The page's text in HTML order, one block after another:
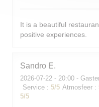
It is a beautiful
positive experiences.
Sandro E
2026-07-22 - 20:00 -
Service : 5/5 Atmosfeer :
5/5